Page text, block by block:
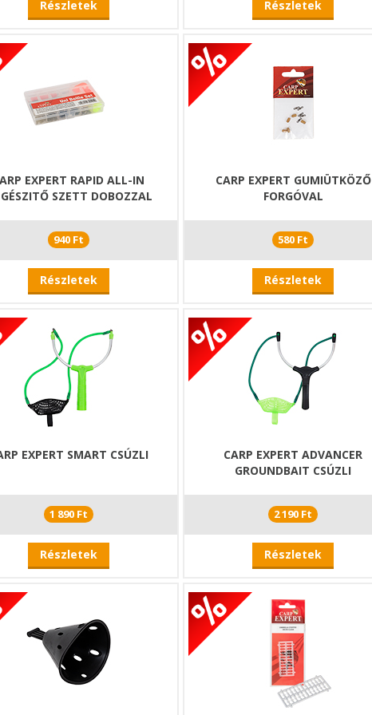
Részletek Részletek
EXPERT RAPID ALL-IN
SZETT DOBOZZAL
940 Ft
Részletek
CARP EXPERT GUMIÜTKÖZŐ
FORGÓVAL
580 Ft
Részletek
EXPERT SMART CSÚZLI
1 890 Ft
Részletek
CARP EXPERT ADVANCER
GROUNDBAIT CSÚZLI
2 190 Ft
Részletek